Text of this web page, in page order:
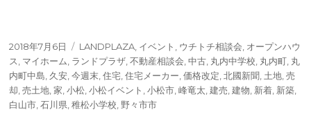
投
稿
日:
2018年7月6日
タ
グ
LANDPLAZA イベント ウチトチ相談会 オープンハウ
ス マイホーム ランドプラザ ,不動産相談会 ,中古 丸内中学校 丸内町 丸
内町中島 久安 ,今週末 ,住宅 ,住宅メーカー ,価格改定 ,北國新聞 土地 ,売
却 ,売土地 ,家 ,小松 ,小松イベント ,小松市 ,峰竜太 ,建売 ,建物 新着 新築
白山市 ,石川県 ,稚松小学校 野々市市